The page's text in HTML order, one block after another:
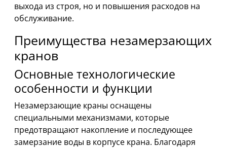
выхода из строя, но и повышения расходов на
обслуживание.
Преимущества незамерзающих
кранов
Основные технологические
особенности и функции
Незамерзающие краны оснащены
специальными механизмами, которые
предотвращают накопление и последующее
замерзание воды в корпусе крана. Благодаря